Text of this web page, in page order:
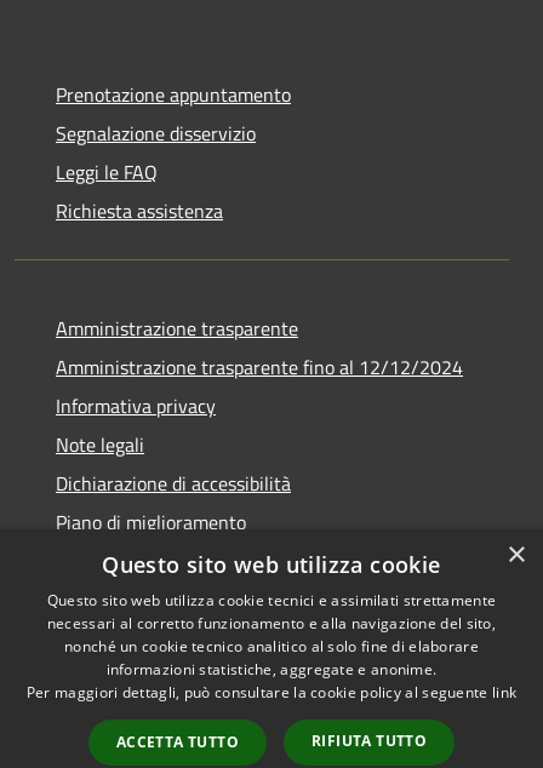
Prenotazione appuntamento
Segnalazione disservizio
Leggi le FAQ
Richiesta assistenza
Amministrazione trasparente
Amministrazione trasparente fino al 12/12/2024
Informativa privacy
Note legali
Dichiarazione di accessibilità
Piano di miglioramento
Accessibility
Privacy
Sitemap
Copyright © 2026 • Town of •
Powered byMunicipium
Admin access
×
Questo sito web utilizza cookie
Questo sito web utilizza cookie tecnici e assimilati strettamente
necessari al corretto funzionamento e alla navigazione del sito,
nonché un cookie tecnico analitico al solo fine di elaborare
informazioni statistiche, aggregate e anonime.
Per maggiori dettagli, può consultare la cookie policy al seguente link
ACCETTA TUTTO RIFIUTA TUTTO